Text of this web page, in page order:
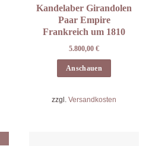
Kandelaber Girandolen
Paar Empire
Frankreich um 1810
5.800,00 €
Anschauen
zzgl. Versandkosten